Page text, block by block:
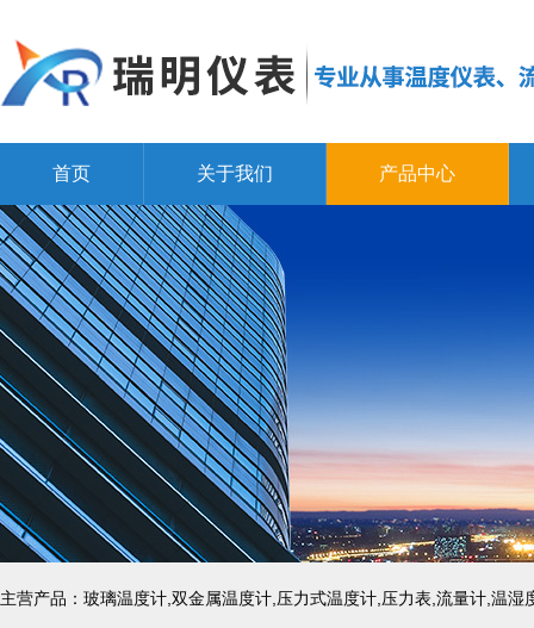
首页 关于我们 产品中心